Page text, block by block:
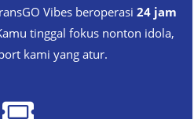
Vibes beroperasi 24 jam
tinggal fokus nonton idola,
kami yang atur.